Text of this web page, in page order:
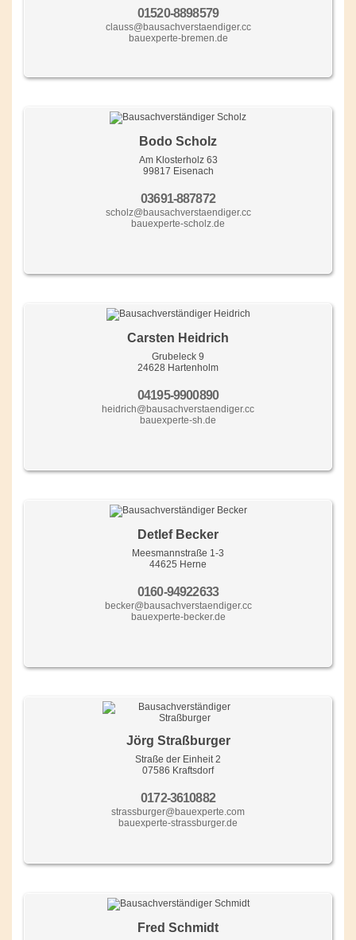
01520-8898579
clauss@bausachverstaendiger.cc
bauexperte-bremen.de
Bodo Scholz
Am Klosterholz 63
99817 Eisenach
03691-887872
scholz@bausachverstaendiger.cc
bauexperte-scholz.de
Carsten Heidrich
Grubeleck 9
24628 Hartenholm
04195-9900890
heidrich@bausachverstaendiger.cc
bauexperte-sh.de
Detlef Becker
Meesmannstraße 1-3
44625 Herne
0160-94922633
becker@bausachverstaendiger.cc
bauexperte-becker.de
Jörg Straßburger
Straße der Einheit 2
07586 Kraftsdorf
0172-3610882
strassburger@bauexperte.com
bauexperte-strassburger.de
Fred Schmidt